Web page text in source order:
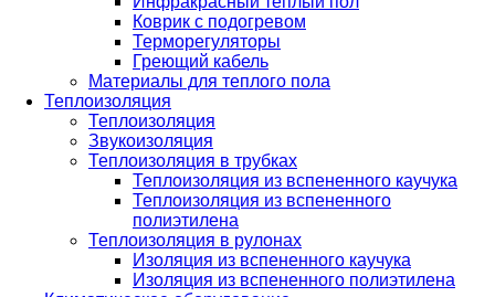
Коврик с подогревом
Терморегуляторы
Греющий кабель
Материалы для теплого пола
Теплоизоляция
Теплоизоляция
Звукоизоляция
Теплоизоляция в трубках
Теплоизоляция из вспененного каучука
Теплоизоляция из вспененного
полиэтилена
Теплоизоляция в рулонах
Изоляция из вспененного каучука
Изоляция из вспененного полиэтилена